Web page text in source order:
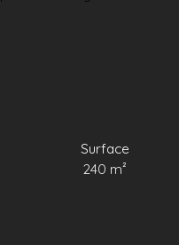
Surface
240 m²